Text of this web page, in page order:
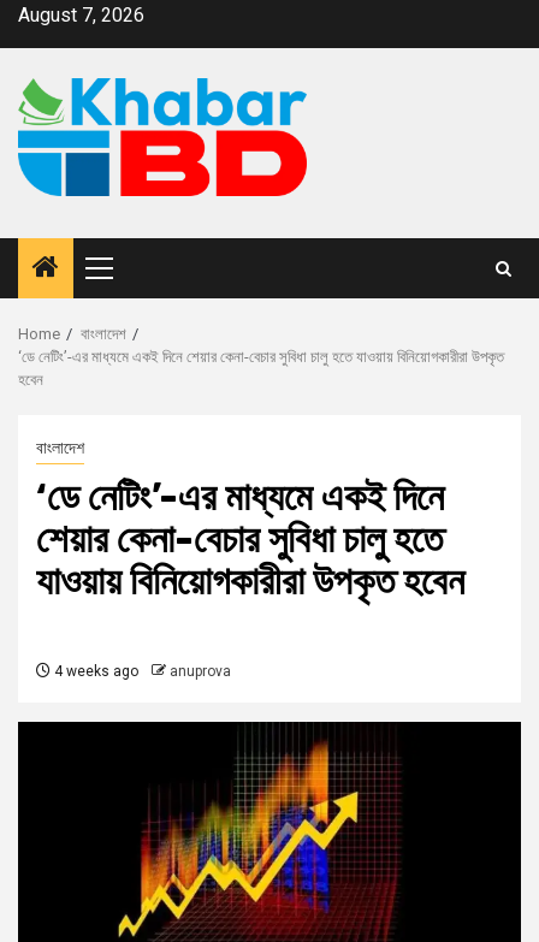
August 7, 2026
Home
বাংলাদেশ
‘ডে নেটিং’-এর মাধ্যমে একই দিনে শেয়ার কেনা-বেচার সুবিধা চালু হতে যাওয়ায় বিনিয়োগকারীরা উপকৃত
হবেন
বাংলাদেশ
‘ডে নেটিং’-এর মাধ্যমে একই দিনে
শেয়ার কেনা-বেচার সুবিধা চালু হতে
যাওয়ায় বিনিয়োগকারীরা উপকৃত হবেন
4 weeks ago anuprova